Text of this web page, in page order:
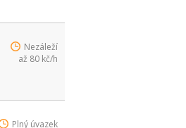
Nezáleží
až 80 kč/h
Plný úvazek